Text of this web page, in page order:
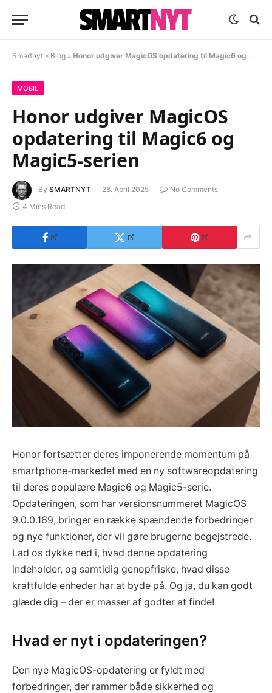
Smartnyt » Blog » Honor udgiver MagicOS opdatering til Magic6 og Magic5-serien
MOBIL
Honor udgiver MagicOS
opdatering til Magic6 og
Magic5-serien
By SMARTNYT 28. April 2025
No Comments
4 Mins Read
Honor fortsætter deres imponerende momentum på
smartphone-markedet med en ny softwareopdatering
til deres populære Magic6 og Magic5-serie.
Opdateringen, som har versionsnummeret MagicOS
9.0.0.169, bringer en række spændende forbedringer
og nye funktioner, der vil gøre brugerne begejstrede.
Lad os dykke ned i, hvad denne opdatering
indeholder, og samtidig genopfriske, hvad disse
kraftfulde enheder har at byde på. Og ja, du kan godt
glæde dig – der er masser af godter at finde!
Hvad er nyt i opdateringen?
Den nye MagicOS-opdatering er fyldt med
forbedringer, der rammer både sikkerhed og